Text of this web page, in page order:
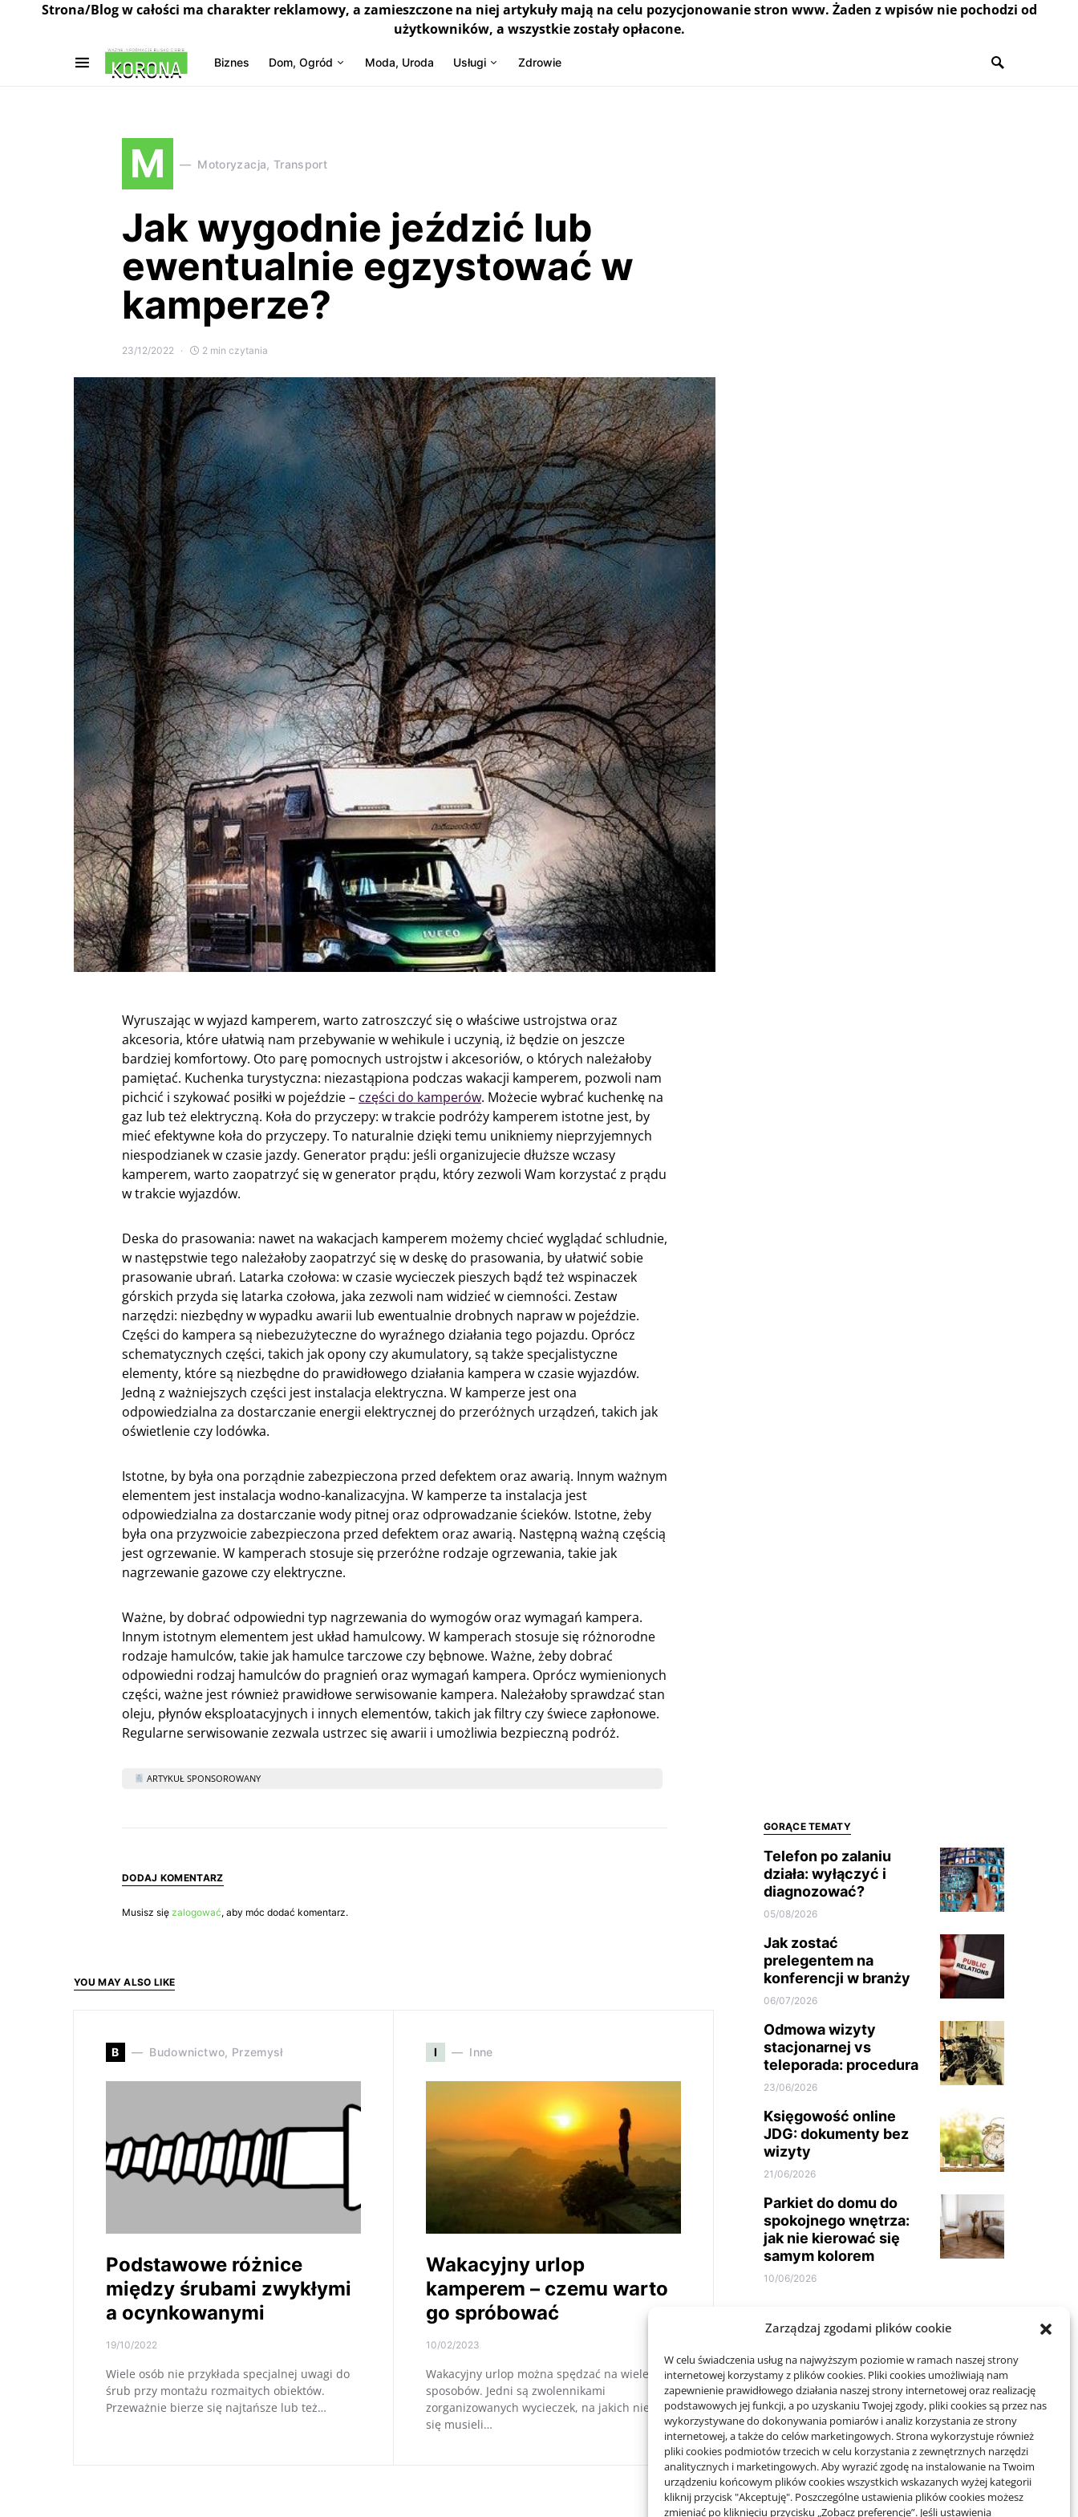
Zarządzaj zgodami plików cookie
W celu świadczenia usług na najwyższym poziomie w ramach naszej strony
internetowej korzystamy z plików cookies. Pliki cookies umożliwiają nam
zapewnienie prawidłowego działania naszej strony internetowej oraz realizację
podstawowych jej funkcji, a po uzyskaniu Twojej zgody, pliki cookies są przez nas
wykorzystywane do dokonywania pomiarów i analiz korzystania ze strony
internetowej, a także do celów marketingowych. Strona wykorzystuje również
pliki cookies podmiotów trzecich w celu korzystania z zewnętrznych narzędzi
analitycznych i marketingowych. Aby wyrazić zgodę na instalowanie na Twoim
urządzeniu końcowym plików cookies wszystkich wskazanych wyżej kategorii
kliknij przycisk "Akceptuję". Poszczególne ustawienia plików cookies możesz
zmieniać po kliknięciu przycisku „Zobacz preferencje”. Jeśli ustawienia
Strona/Blog w całości ma charakter reklamowy, a zamieszczone na niej artykuły mają na celu pozycjonowanie stron www. Żaden z wpisów nie pochodzi od
użytkowników, a wszystkie zostały opłacone.
Biznes Dom, Ogród Moda, Uroda Usługi Zdrowie
M Motoryzacja, Transport
Jak wygodnie jeździć lub
ewentualnie egzystować w
kamperze?
23/12/2022 2 min czytania
Wyruszając w wyjazd kamperem, warto zatroszczyć się o właściwe ustrojstwa oraz
akcesoria, które ułatwią nam przebywanie w wehikule i uczynią, iż będzie on jeszcze
bardziej komfortowy. Oto parę pomocnych ustrojstw i akcesoriów, o których należałoby
pamiętać. Kuchenka turystyczna: niezastąpiona podczas wakacji kamperem, pozwoli nam
pichcić i szykować posiłki w pojeździe – części do kamperów. Możecie wybrać kuchenkę na
gaz lub też elektryczną. Koła do przyczepy: w trakcie podróży kamperem istotne jest, by
mieć efektywne koła do przyczepy. To naturalnie dzięki temu unikniemy nieprzyjemnych
niespodzianek w czasie jazdy. Generator prądu: jeśli organizujecie dłuższe wczasy
kamperem, warto zaopatrzyć się w generator prądu, który zezwoli Wam korzystać z prądu
w trakcie wyjazdów.
Deska do prasowania: nawet na wakacjach kamperem możemy chcieć wyglądać schludnie,
w następstwie tego należałoby zaopatrzyć się w deskę do prasowania, by ułatwić sobie
prasowanie ubrań. Latarka czołowa: w czasie wycieczek pieszych bądź też wspinaczek
górskich przyda się latarka czołowa, jaka zezwoli nam widzieć w ciemności. Zestaw
narzędzi: niezbędny w wypadku awarii lub ewentualnie drobnych napraw w pojeździe.
Części do kampera są niebezużyteczne do wyraźnego działania tego pojazdu. Oprócz
schematycznych części, takich jak opony czy akumulatory, są także specjalistyczne
elementy, które są niezbędne do prawidłowego działania kampera w czasie wyjazdów.
Jedną z ważniejszych części jest instalacja elektryczna. W kamperze jest ona
odpowiedzialna za dostarczanie energii elektrycznej do przeróżnych urządzeń, takich jak
oświetlenie czy lodówka.
Istotne, by była ona porządnie zabezpieczona przed defektem oraz awarią. Innym ważnym
elementem jest instalacja wodno-kanalizacyjna. W kamperze ta instalacja jest
odpowiedzialna za dostarczanie wody pitnej oraz odprowadzanie ścieków. Istotne, żeby
była ona przyzwoicie zabezpieczona przed defektem oraz awarią. Następną ważną częścią
jest ogrzewanie. W kamperach stosuje się przeróżne rodzaje ogrzewania, takie jak
nagrzewanie gazowe czy elektryczne.
Ważne, by dobrać odpowiedni typ nagrzewania do wymogów oraz wymagań kampera.
Innym istotnym elementem jest układ hamulcowy. W kamperach stosuje się różnorodne
rodzaje hamulców, takie jak hamulce tarczowe czy bębnowe. Ważne, żeby dobrać
odpowiedni rodzaj hamulców do pragnień oraz wymagań kampera. Oprócz wymienionych
części, ważne jest również prawidłowe serwisowanie kampera. Należałoby sprawdzać stan
oleju, płynów eksploatacyjnych i innych elementów, takich jak filtry czy świece zapłonowe.
Regularne serwisowanie zezwala ustrzec się awarii i umożliwia bezpieczną podróż.
ARTYKUŁ SPONSOROWANY
DODAJ KOMENTARZ
Musisz się zalogować, aby móc dodać komentarz.
YOU MAY ALSO LIKE
B Budownictwo, Przemysł
Podstawowe różnice
między śrubami zwykłymi
a ocynkowanymi
19/10/2022
Wiele osób nie przykłada specjalnej uwagi do
śrub przy montażu rozmaitych obiektów.
Przeważnie bierze się najtańsze lub też…
I Inne
Wakacyjny urlop
kamperem – czemu warto
go spróbować
10/02/2023
Wakacyjny urlop można spędzać na wiele
sposobów. Jedni są zwolennikami
zorganizowanych wycieczek, na jakich nie będą
się musieli…
GORĄCE TEMATY
Telefon po zalaniu
działa: wyłączyć i
diagnozować?
05/08/2026
Jak zostać
prelegentem na
konferencji w branży
06/07/2026
Odmowa wizyty
stacjonarnej vs
teleporada: procedura
23/06/2026
Księgowość online
JDG: dokumenty bez
wizyty
21/06/2026
Parkiet do domu do
spokojnego wnętrza:
jak nie kierować się
samym kolorem
10/06/2026
Projekty domów Rzeszów
wizytówki nap